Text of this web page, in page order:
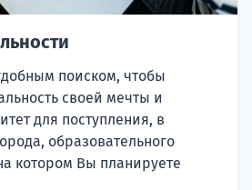
поиском, чтобы
своей мечты и
для поступления, в
образовательного
котором Вы планируете